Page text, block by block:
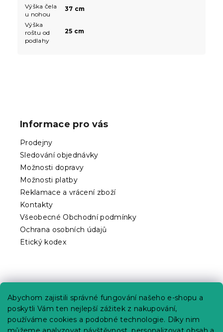
Abychom zajistili správné fungování našeho e-shopu a
poskytli Vám ten nejlepší zážitek z nakupování,
používáme cookies a podobné technologie. Díky nim
Výška čela
u nohou
37 cm
Výška
roštu od
podlahy
25 cm
Informace pro vás
Prodejny
Sledování objednávky
Možnosti dopravy
Možnosti platby
Reklamace a vrácení zboží
Kontakty
Všeobecné Obchodní podmínky
Ochrana osobních údajů
Etický kodex
Kariéra
Poptávky a B2B spolupráce